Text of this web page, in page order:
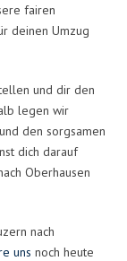
fairen
deinen Umzug
und dir den
legen wir
den sorgsamen
dich darauf
Oberhausen
nach
uns noch heute